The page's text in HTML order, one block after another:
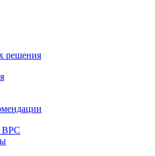
решения
BPC